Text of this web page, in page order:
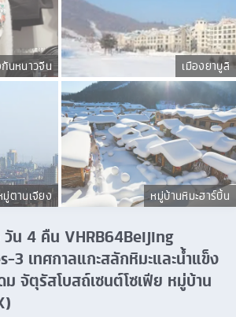
กันหนาวจีน เมืองยาบูลิ
มู่ตานเจียง หมู่บ้านหิมะฮาร์บิ้น
วัน 4 คืน VHRB64Beijing
เทศกาลแกะสลักหิมะและน้ำแข็ง
ม จัตุรัสโบสถ์เซนต์โซเฟีย หมู่บ้าน